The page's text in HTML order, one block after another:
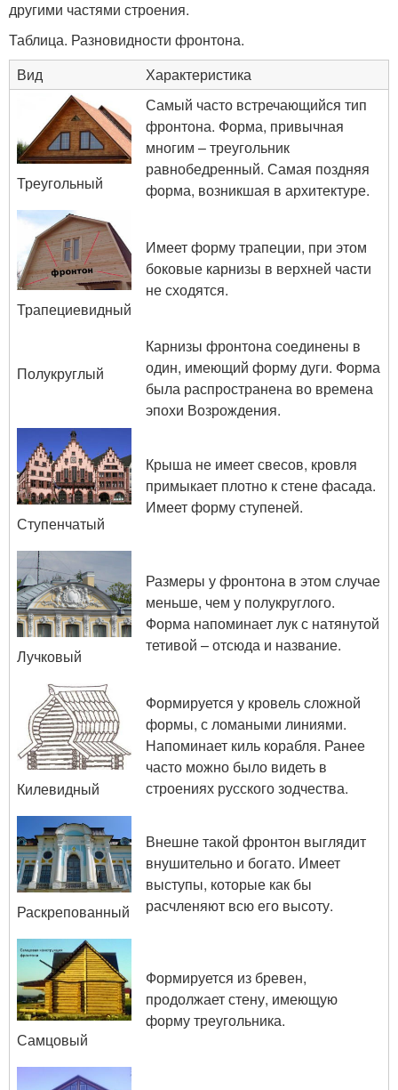
другими частями строения.
Таблица. Разновидности фронтона.
Вид
Характеристика
Треугольный
Самый часто встречающийся тип
фронтона. Форма, привычная
многим – треугольник
равнобедренный. Самая поздняя
форма, возникшая в архитектуре.
Трапециевидный
Имеет форму трапеции, при этом
боковые карнизы в верхней части
не сходятся.
Полукруглый
Карнизы фронтона соединены в
один, имеющий форму дуги. Форма
была распространена во времена
эпохи Возрождения.
Ступенчатый
Крыша не имеет свесов, кровля
примыкает плотно к стене фасада.
Имеет форму ступеней.
Лучковый
Размеры у фронтона в этом случае
меньше, чем у полукруглого.
Форма напоминает лук с натянутой
тетивой – отсюда и название.
Килевидный
Формируется у кровель сложной
формы, с ломаными линиями.
Напоминает киль корабля. Ранее
часто можно было видеть в
строениях русского зодчества.
Раскрепованный
Внешне такой фронтон выглядит
внушительно и богато. Имеет
выступы, которые как бы
расчленяют всю его высоту.
Самцовый
Формируется из бревен,
продолжает стену, имеющую
форму треугольника.